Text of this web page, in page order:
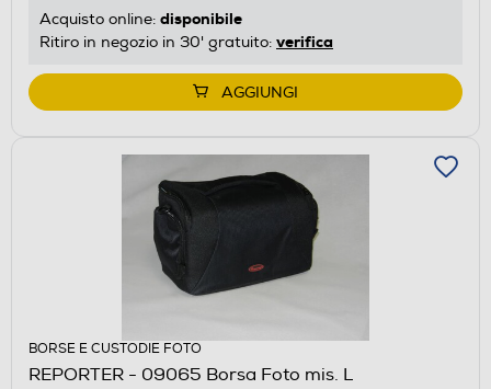
Acquisto online: disponibile
Ritiro in negozio in 30' gratuito: verifica
AGGIUNGI
BORSE E CUSTODIE FOTO
REPORTER - 09065 Borsa Foto mis. L